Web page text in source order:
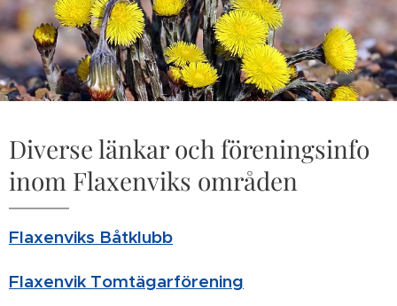
Diverse länkar och föreningsinfo
inom Flaxenviks områden
Flaxenviks Båtklubb
Flaxenvik Tomtägarförening